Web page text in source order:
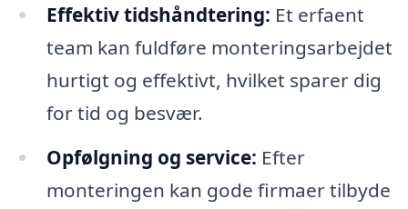
Effektiv tidshåndtering: Et erfaent
team kan fuldføre monteringsarbejdet
hurtigt og effektivt, hvilket sparer dig
for tid og besvær.
Opfølgning og service: Efter
monteringen kan gode firmaer tilbyde